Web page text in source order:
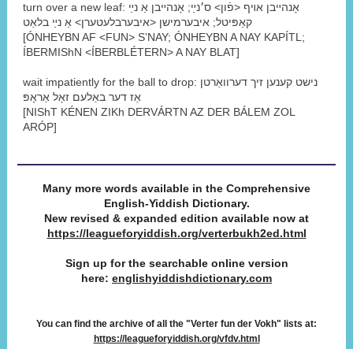
turn over a new leaf: אָנהײבן אױף <פֿון> ס׳נײַ; אָנהײבן אַ נײַ
קאַפּיטל; איבערמישן <איבערבלעטערן> אַ נײַ בלאַט
[ÓNHEYBN AF <FUN> S’NAY; ÓNHEYBN A NAY KAPÍTL;
ÍBERMIShN <ÍBERBLÉTERN> A NAY BLAT]
wait impatiently for the ball to drop: נישט קענען זיך דערוואַרטן
אַז דער באַלעם זאָל אַראָפּ
[NIShT KÉNEN ZIKh DERVÁRTN AZ DER BÁLEM ZOL
ARÓP]
Many more words available in the Comprehensive
‭English-Yiddish Dictionary.
New revised & expanded edition available now at
https://leagueforyiddish.org/verterbukh2ed.html
Sign up for the searchable online version
here: englishyiddishdictionary.com
You can find the archive of all the "Verter fun der Vokh" lists at:
https://leagueforyiddish.org/vfdv.html